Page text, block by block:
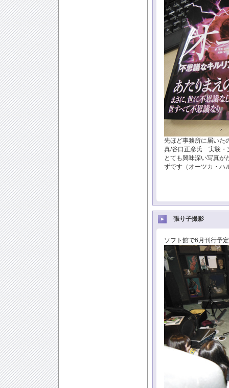
先ほど事務所に届い
真/谷口正彦氏 実験・
とても興味深い写真が
ずです（オーツカ・ハ
張り子撮影
ソフト館で6月刊行予